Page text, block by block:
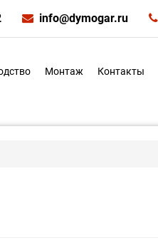
info@dymogar.ru
Монтаж Контакты